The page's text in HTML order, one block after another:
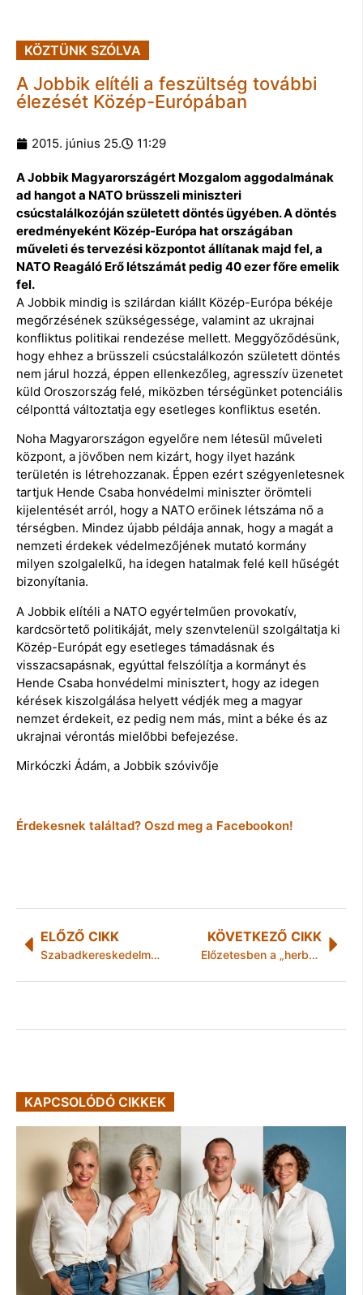
KÖZTÜNK SZÓLVA
A Jobbik elítéli a feszültség további
élezését Közép-Európában
2015. június 25. 11:29
A Jobbik Magyarországért Mozgalom aggodalmának
ad hangot a NATO brüsszeli miniszteri
csúcstalálkozóján született döntés ügyében. A döntés
eredményeként Közép-Európa hat országában
műveleti és tervezési központot állítanak majd fel, a
NATO Reagáló Erő létszámát pedig 40 ezer főre emelik
fel.
A Jobbik mindig is szilárdan kiállt Közép-Európa békéje
megőrzésének szükségessége, valamint az ukrajnai
konfliktus politikai rendezése mellett. Meggyőződésünk,
hogy ehhez a brüsszeli csúcstalálkozón született döntés
nem járul hozzá, éppen ellenkezőleg, agresszív üzenetet
küld Oroszország felé, miközben térségünket potenciális
célponttá változtatja egy esetleges konfliktus esetén.
Noha Magyarországon egyelőre nem létesül műveleti
központ, a jövőben nem kizárt, hogy ilyet hazánk
területén is létrehozzanak. Éppen ezért szégyenletesnek
tartjuk Hende Csaba honvédelmi miniszter örömteli
kijelentését arról, hogy a NATO erőinek létszáma nő a
térségben. Mindez újabb példája annak, hogy a magát a
nemzeti érdekek védelmezőjének mutató kormány
milyen szolgalelkű, ha idegen hatalmak felé kell hűségét
bizonyítania.
A Jobbik elítéli a NATO egyértelműen provokatív,
kardcsörtető politikáját, mely szenvtelenül szolgáltatja ki
Közép-Európát egy esetleges támadásnak és
visszacsapásnak, egyúttal felszólítja a kormányt és
Hende Csaba honvédelmi minisztert, hogy az idegen
kérések kiszolgálása helyett védjék meg a magyar
nemzet érdekeit, ez pedig nem más, mint a béke és az
ukrajnai vérontás mielőbbi befejezése.
Mirkóczki Ádám, a Jobbik szóvivője
Érdekesnek találtad? Oszd meg a Facebookon!
ELŐZŐ CIKK
Szabadkereskedelmi tárgyalások – A Professzorok Batthyány Körével egyeztetett a KKM
KÖVETKEZŐ CIKK
Előzetesben a „herbállal” kereskedő díler
KAPCSOLÓDÓ CIKKEK